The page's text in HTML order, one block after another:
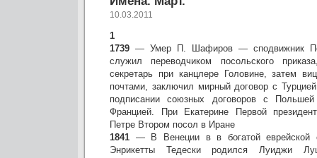
10.03.2011
1
1739 — Умер П. Шафиров — сподвижник
служил переводчиком посольского
секретарь при канцлере Головине, затем
почтами, заключил мирный договор с
подписании союзных договоров с
Францией. При Екатерине Первой
Петре Втором посол в Иране
1841 — В Венеции в в богатой еврейской
Энрикетты Тедески родился Луиджи